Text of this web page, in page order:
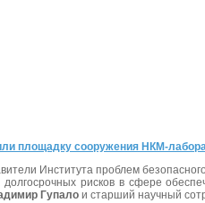
площадку сооружения НКМ-
Института проблем
долгосрочных рисков в сфере
Гупало и старший научный